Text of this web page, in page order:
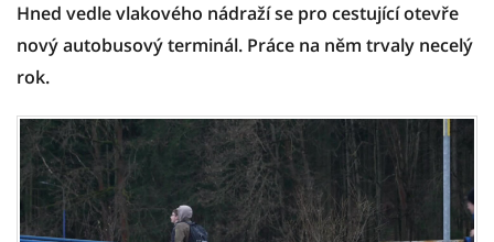
Hned vedle vlakového nádraží se pro cestující otevře
nový autobusový terminál. Práce na něm trvaly necelý
rok.